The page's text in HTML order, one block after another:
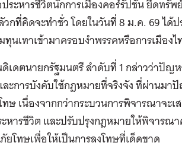
ะหารชีวิตนักการเมืองคอร์รัปชัน ยึดทรั
กที่คิดจะทำชั่ว โดยในวันที่ 8 ม.ค. 69 ได้
นเทาเข้ามาครอบงำพรรคหรือการเมือง
เดตนายกรัฐมนตรี ลำดับที่ 1 กล่าวว่าปัญ
ละการบังคับใช้กฎหมายที่จริงจัง ที่ผ่านม
ษ เนื่องจากกว่ากระบวนการพิจารณาจะเ
ารชีวิต และปรับปรุงกฎหมายให้พิจารณ
โทษเพื่อให้เป็นการลงโทษที่เด็ดขาด